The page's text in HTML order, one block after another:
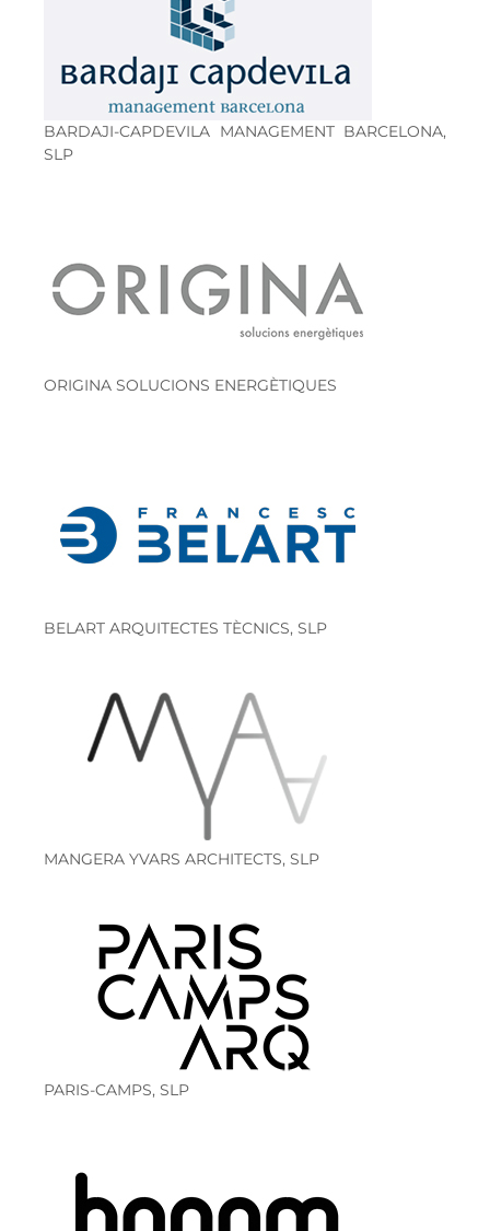
BARDAJI-CAPDEVILA MANAGEMENT BARCELONA,
SLP
ORIGINA SOLUCIONS ENERGÈTIQUES
BELART ARQUITECTES TÈCNICS, SLP
MANGERA YVARS ARCHITECTS, SLP
PARIS-CAMPS, SLP